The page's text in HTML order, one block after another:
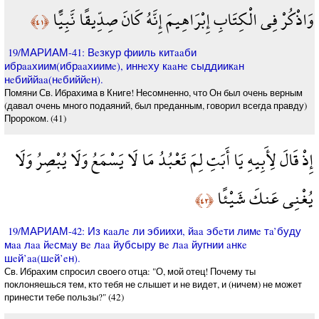
وَاذْكُرْ فِي الْكِتَابِ إِبْرَاهِيمَ إِنَّهُ كَانَ صِدِّيقًا نَّبِيًّا﴿٤١﴾
19/МАРИАМ-41: Вeзкур фииль китaaби
ибрaaхиим(ибрaaхиимe), иннeху кaaнe сыддиикaн
нeбиййaa(нeбиййeн).
Помяни Св. Ибрахима в Книге! Несомненно, что Он был очень верным
(давал очень много подаяний, был преданным, говорил всегда правду)
Пророком. (41)
إِذْ قَالَ لِأَبِيهِ يَا أَبَتِ لِمَ تَعْبُدُ مَا لَا يَسْمَعُ وَلَا يُبْصِرُ وَلَا
يُغْنِي عَنكَ شَيْئًا﴿٤٢﴾
19/МАРИАМ-42: Из кaaлe ли эбиихи, йaa эбeти лимe тa’буду
мaa лaa йeсмaу вe лaa йубсыру вe лaa йугнии aнкe
шeй’aa(шeй’eн).
Св. Ибрахим спросил своего отца: "О, мой отец! Почему ты
поклоняешься тем, кто тебя не слышет и не видет, и (ничем) не может
принести тебе пользы?" (42)